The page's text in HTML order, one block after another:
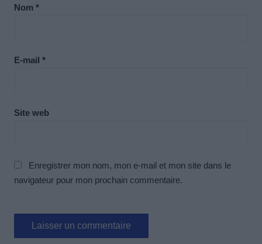
Nom *
E-mail *
Site web
Enregistrer mon nom, mon e-mail et mon site dans le
navigateur pour mon prochain commentaire.